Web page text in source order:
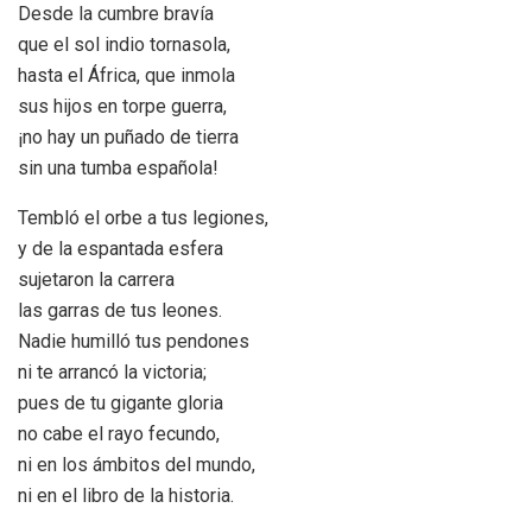
Desde la cumbre bravía
que el sol indio tornasola,
hasta el África, que inmola
sus hijos en torpe guerra,
¡no hay un puñado de tierra
sin una tumba española!
Tembló el orbe a tus legiones,
y de la espantada esfera
sujetaron la carrera
las garras de tus leones.
Nadie humilló tus pendones
ni te arrancó la victoria;
pues de tu gigante gloria
no cabe el rayo fecundo,
ni en los ámbitos del mundo,
ni en el libro de la historia.